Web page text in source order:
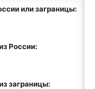
или заграницы:
России:
заграницы: